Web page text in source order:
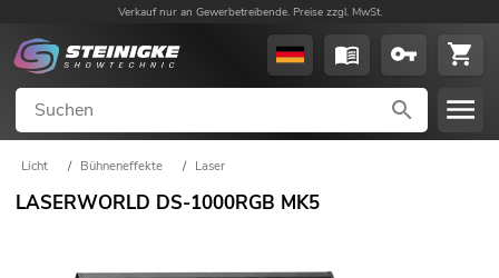
Verkauf nur an Gewerbetreibende. Preise zzgl. MwSt.
Licht / Bühneneffekte / Laser
LASERWORLD DS-1000RGB MK5